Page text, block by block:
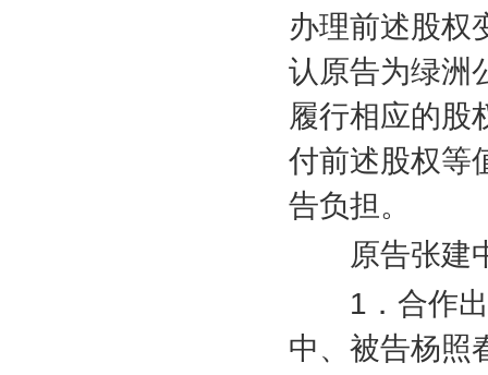
办理前述股权
认原告为绿洲
履行相应的股
付前述股权等
告负担。
原告张建中
1 ．合作
中、被告杨照